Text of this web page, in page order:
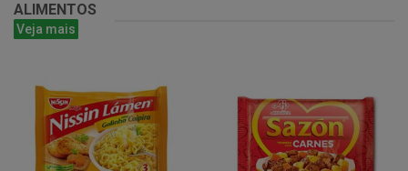
ALIMENTOS
Veja mais